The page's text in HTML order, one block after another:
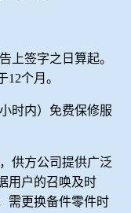
上签字之日算起。
12个月。
小时内）免费保修服
供方公司提供广泛
用户的召唤及时
需更换备件零件时